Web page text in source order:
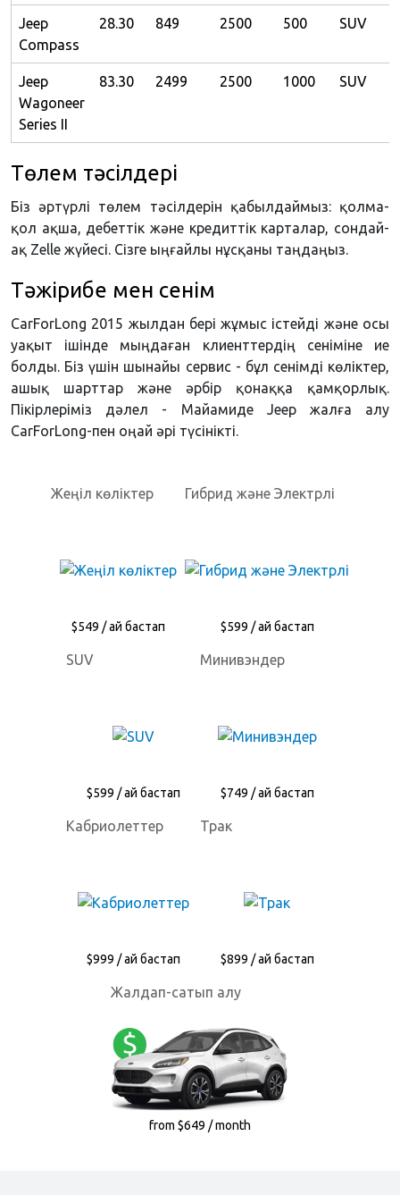
Jeep
Compass
28.30 849 2500 500 SUV
Jeep
Wagoneer
Series II
83.30 2499 2500 1000 SUV
Төлем тәсілдері
Біз әртүрлі төлем тәсілдерін қабылдаймыз: қолма-
қол ақша, дебеттік және кредиттік карталар, сондай-
ақ Zelle жүйесі. Сізге ыңғайлы нұсқаны таңдаңыз.
Тәжірибе мен сенім
CarForLong 2015 жылдан бері жұмыс істейді және осы
уақыт ішінде мыңдаған клиенттердің сеніміне ие
болды. Біз үшін шынайы сервис - бұл сенімді көліктер,
ашық шарттар және әрбір қонаққа қамқорлық.
Пікірлеріміз дәлел - Майамиде Jeep жалға алу
CarForLong-пен оңай әрі түсінікті.
Жеңіл көліктер
$549 / ай бастап
Гибрид және Электрлі
$599 / ай бастап
SUV
$599 / ай бастап
Минивэндер
$749 / ай бастап
Кабриолеттер
$999 / ай бастап
Трак
$899 / ай бастап
Жалдап-сатып алу
from $649 / month